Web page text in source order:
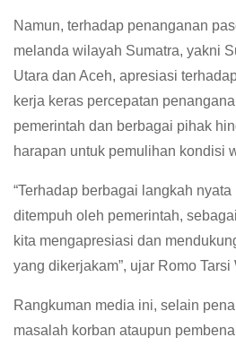
Namun, terhadap penanganan
melanda wilayah Sumatra, yakni
Utara dan Aceh, apresiasi
kerja keras percepatan
pemerintah dan berbagai pihak
harapan untuk pemulihan kondisi
“Terhadap berbagai langkah
ditempuh oleh pemerintah,
kita mengapresiasi dan
yang dikerjakam”, ujar Romo Tarsi
Rangkuman media ini, selain
masalah korban ataupun